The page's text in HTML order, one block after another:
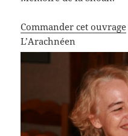
Commander cet ouvrage
L’Arachnéen